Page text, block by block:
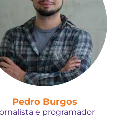
Pedro Burgos
e programador